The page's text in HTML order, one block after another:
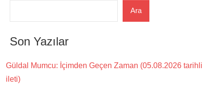
Ara
Son Yazılar
Güldal Mumcu: İçimden Geçen Zaman (05.08.2026 tarihli
ileti)